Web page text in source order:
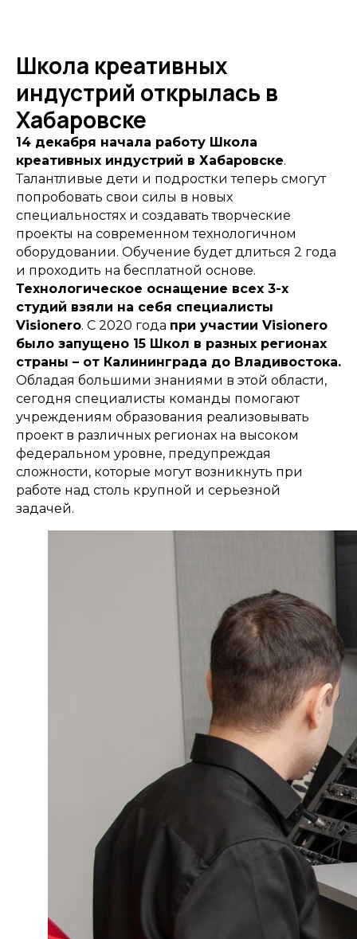
Школа креативных
индустрий открылась в
Хабаровске
14 декабря начала работу Школа
креативных индустрий в Хабаровске.
Талантливые дети и подростки теперь смогут
попробовать свои силы в новых
специальностях и создавать творческие
проекты на современном технологичном
оборудовании. Обучение будет длиться 2 года
и проходить на бесплатной основе.
Технологическое оснащение всех 3-х
студий взяли на себя специалисты
Visionero. С 2020 года при участии Visionero
было запущено 15 Школ в разных регионах
страны – от Калининграда до Владивостока.
Обладая большими знаниями в этой области,
сегодня специалисты команды помогают
учреждениям образования реализовывать
проект в различных регионах на высоком
федеральном уровне, предупреждая
сложности, которые могут возникнуть при
работе над столь крупной и серьезной
задачей.